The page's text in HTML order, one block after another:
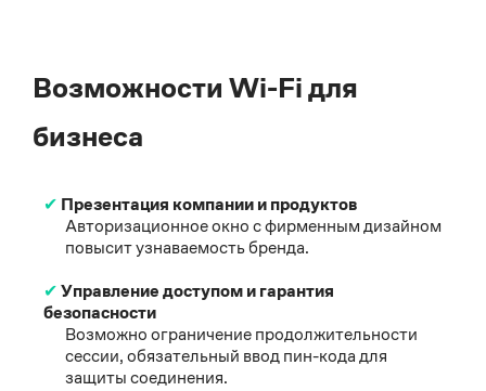
Возможности Wi-Fi для
бизнеса
✔ Презентация компании и продуктов
Авторизационное окно с фирменным дизайном
повысит узнаваемость бренда.
✔Управление доступом и гарантия
безопасности
Возможно ограничение продолжительности
сессии, обязательный ввод пин-кода для
защиты соединения.